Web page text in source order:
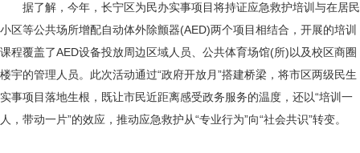
据了解，今年，长宁区为民办实事项目将持证应急救护培训与在居民
小区等公共场所增配自动体外除颤器(AED)两个项目相结合，开展的培训
课程覆盖了AED设备投放周边区域人员、公共体育场馆(所)以及校区商圈
楼宇的管理人员。此次活动通过“政府开放月”搭建桥梁，将市区两级民生
实事项目落地生根，既让市民近距离感受政务服务的温度，还以“培训一
人，带动一片”的效应，推动应急救护从“专业行为”向“社会共识”转变。